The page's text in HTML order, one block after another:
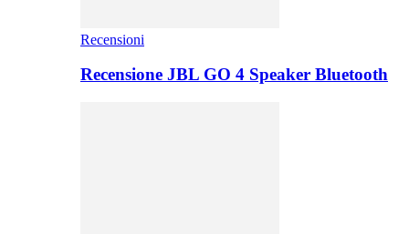
Recensioni
Recensione JBL GO 4 Speaker Bluetooth